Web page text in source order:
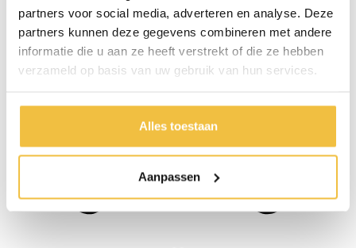
partners voor social media, adverteren en analyse. Deze
partners kunnen deze gegevens combineren met andere
informatie die u aan ze heeft verstrekt of die ze hebben
verzameld op basis van uw gebruik van hun services.
Alles toestaan
Aanpassen